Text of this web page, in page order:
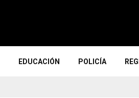
EDUCACIÓN POLICÍA